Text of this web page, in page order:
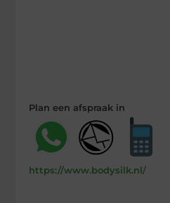
Plan een afspraak in
https://www.bodysilk.nl/